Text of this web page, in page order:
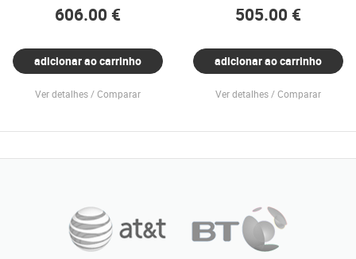
606.00 €
adicionar ao carrinho
Ver detalhes Comparar
505.00 €
adicionar ao carrinho
Ver detalhes Comparar